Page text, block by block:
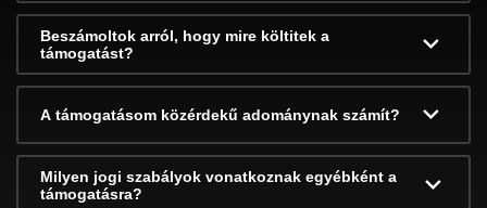
Beszámoltok arról, hogy mire költitek a
támogatást?
A támogatásom közérdekű adománynak számít?
Milyen jogi szabályok vonatkoznak egyébként a
támogatásra?